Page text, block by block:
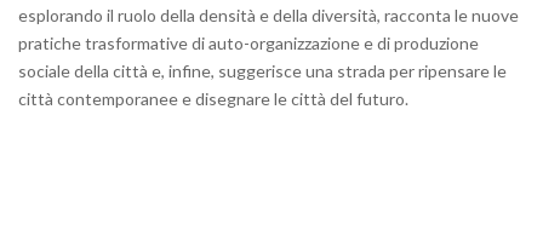
esplorando il ruolo della densità e della diversità, racconta le nuove
pratiche trasformative di auto-organizzazione e di produzione
sociale della città e, infine, suggerisce una strada per ripensare le
città contemporanee e disegnare le città del futuro.